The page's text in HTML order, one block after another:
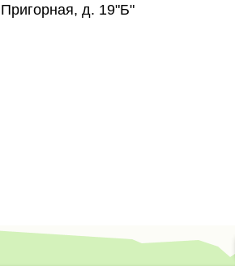
д. 19"Б"
оптом в Волгоградской области
в Волгоградской области